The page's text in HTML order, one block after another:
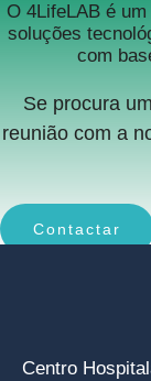
O 4LifeLAB é
soluções
com
Se procura
reunião com a
Contactar
Centro